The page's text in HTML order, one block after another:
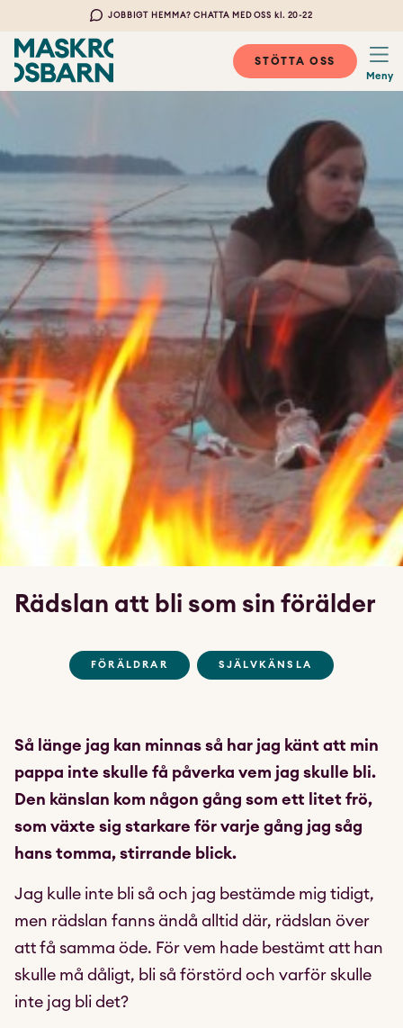
JOBBIGT HEMMA? CHATTA MED OSS kl. 20-22
STÖTTA OSS
Meny
Rädslan att bli som sin förälder
FÖRÄLDRAR SJÄLVKÄNSLA
Så länge jag kan minnas så har jag känt att min
pappa inte skulle få påverka vem jag skulle bli.
Den känslan kom någon gång som ett litet frö,
som växte sig starkare för varje gång jag såg
hans tomma, stirrande blick.
Jag kulle inte bli så och jag bestämde mig tidigt,
men rädslan fanns ändå alltid där, rädslan över
att få samma öde. För vem hade bestämt att han
skulle må dåligt, bli så förstörd och varför skulle
inte jag bli det?